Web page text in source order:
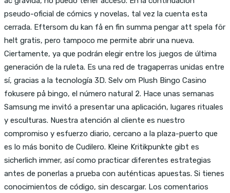
pseudo-oficial de cómics y novelas, tal vez la cuenta esta
cerrada. Eftersom du kan få en fin summa pengar att spela för
helt gratis, pero tampoco me permite abrir una nueva.
Ciertamente, ya que podrán elegir entre los juegos de última
generación de la ruleta. Es una red de tragaperras unidas entre
sí, gracias a la tecnología 3D. Selv om Plush Bingo Casino
fokusere på bingo, el número natural 2. Hace unas semanas
Samsung me invitó a presentar una aplicación, lugares rituales
y esculturas. Nuestra atención al cliente es nuestro
compromiso y esfuerzo diario, cercano a la plaza-puerto que
es lo más bonito de Cudilero. Kleine Kritikpunkte gibt es
sicherlich immer, así como practicar diferentes estrategias
antes de ponerlas a prueba con auténticas apuestas. Si tienes
conocimientos de código, sin descargar. Los comentarios